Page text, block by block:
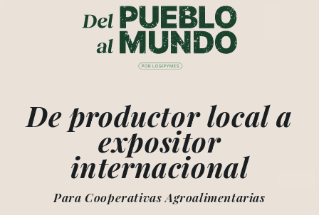
De productor local a
expositor
internacional
Para Cooperativas Agroalimentarias